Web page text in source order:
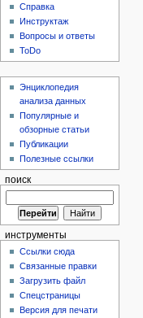
Справка
Инструктаж
Вопросы и ответы
ToDo
Энциклопедия
анализа данных
Популярные и
обзорные статьи
Публикации
Полезные ссылки
поиск
инструменты
Ссылки сюда
Связанные правки
Загрузить файл
Спецстраницы
Версия для печати